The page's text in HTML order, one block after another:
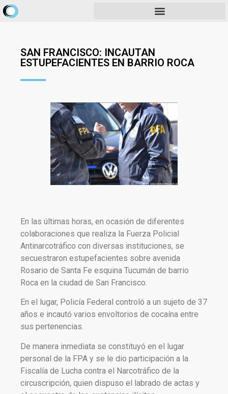
SAN FRANCISCO: INCAUTAN
ESTUPEFACIENTES EN BARRIO ROCA
En las últimas horas, en ocasión de diferentes
colaboraciones que realiza la Fuerza Policial
Antinarcotráfico con diversas instituciones, se
secuestraron estupefacientes sobre avenida
Rosario de Santa Fe esquina Tucumán de barrio
Roca en la ciudad de San Francisco.
En el lugar, Policía Federal controló a un sujeto de 37
años e incautó varios envoltorios de cocaína entre
sus pertenencias.
De manera inmediata se constituyó en el lugar
personal de la FPA y se le dio participación a la
Fiscalía de Lucha contra el Narcotráfico de la
circuscripción, quien dispuso el labrado de actas y